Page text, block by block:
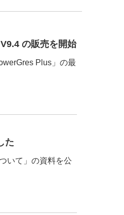
の販売を開始
Plus」の最
た
いて」の資料を公